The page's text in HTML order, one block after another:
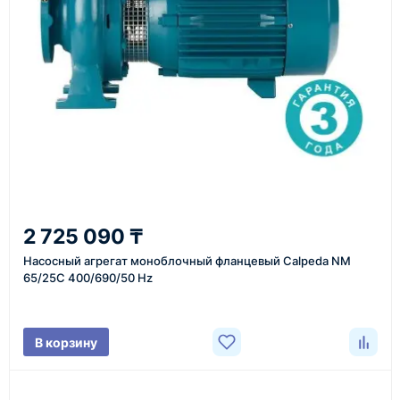
инструменты по номеру телефона в шапке сайта
или через онлайн-форму запроса обратного звонка.
Казахстан и СНГ
доставка оборудования в разные города и
средний срок доставки по большинству поставок
проверка товара перед отправкой клиенту
2 725 090 ₸
Насосный агрегат моноблочный фланцевый Calpeda NM
65/25C 400/690/50 Hz
В корзину